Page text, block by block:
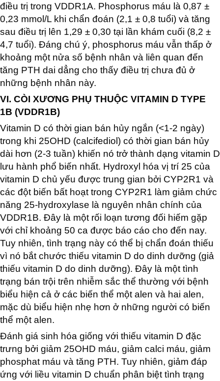
điều trị trong VDDR1A. Phosphorus máu là 0,87 ±
0,23 mmol/L khi chẩn đoán (2,1 ± 0,8 tuổi) và tăng
sau điều trị lên 1,29 ± 0,30 tại lần khám cuối (8,2 ±
4,7 tuổi). Đáng chú ý, phosphorus máu vẫn thấp ở
khoảng một nửa số bệnh nhân và liên quan đến
tăng PTH dai dẳng cho thấy điều trị chưa đủ ở
những bệnh nhân này.
VI. CÒI XƯƠNG PHỤ THUỘC VITAMIN D TYPE
1B (VDDR1B)
Vitamin D có thời gian bán hủy ngắn (<1-2 ngày)
trong khi 25OHD (calcifediol) có thời gian bán hủy
dài hơn (2-3 tuần) khiến nó trở thành dạng vitamin D
lưu hành phổ biến nhất. Hydroxyl hóa vị trí 25 của
vitamin D chủ yếu được trung gian bởi CYP2R1 và
các đột biến bất hoạt trong CYP2R1 làm giảm chức
năng 25-hydroxylase là nguyên nhân chính của
VDDR1B. Đây là một rối loạn tương đối hiếm gặp
với chỉ khoảng 50 ca được báo cáo cho đến nay.
Tuy nhiên, tình trạng này có thể bị chẩn đoán thiếu
vì nó bắt chước thiếu vitamin D do dinh dưỡng (giả
thiếu vitamin D do dinh dưỡng). Đây là một tình
trạng bán trội trên nhiễm sắc thể thường với bệnh
biểu hiện cả ở các biến thể một alen và hai alen,
mặc dù biểu hiện nhẹ hơn ở những người có biến
thể một alen.
Đánh giá sinh hóa giống với thiếu vitamin D đặc
trưng bởi giảm 25OHD máu, giảm calci máu, giảm
phosphat máu và tăng PTH. Tuy nhiên, giảm đáp
ứng với liều vitamin D chuẩn phân biệt tình trạng